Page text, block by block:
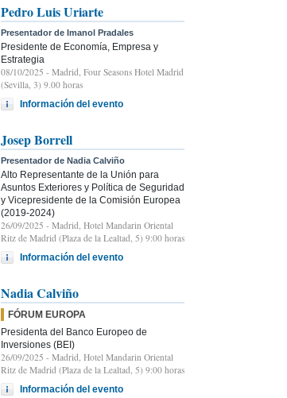
Pedro Luis Uriarte
Presentador de Imanol Pradales
Presidente de Economía, Empresa y
Estrategia
08/10/2025 - Madrid, Four Seasons Hotel Madrid
(Sevilla, 3) 9.00 horas
Información del evento
Josep Borrell
Presentador de Nadia Calviño
Alto Representante de la Unión para
Asuntos Exteriores y Política de Seguridad
y Vicepresidente de la Comisión Europea
(2019-2024)
26/09/2025 - Madrid, Hotel Mandarin Oriental
Ritz de Madrid (Plaza de la Lealtad, 5) 9:00 horas
Información del evento
Nadia Calviño
FÓRUM EUROPA
Presidenta del Banco Europeo de
Inversiones (BEI)
26/09/2025 - Madrid, Hotel Mandarin Oriental
Ritz de Madrid (Plaza de la Lealtad, 5) 9:00 horas
Información del evento